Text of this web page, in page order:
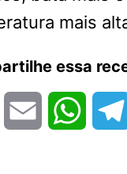
mais
essa
FacebookEmail